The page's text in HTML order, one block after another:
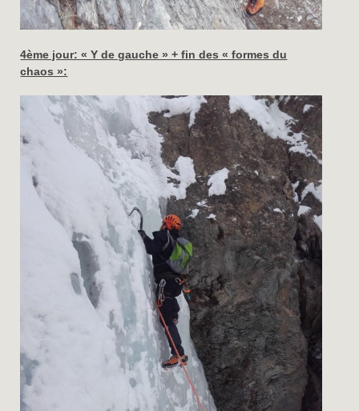
4ème jour: « Y de gauche » + fin des « formes du
chaos »: